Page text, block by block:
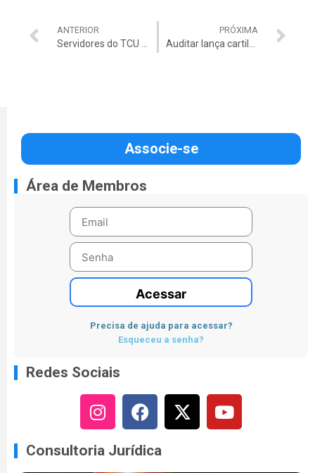
ANTERIOR PRÓXIMA
Associe-se
Área de Membros
Acessar
Precisa de ajuda para acessar?
Esqueceu a senha?
Redes Sociais
Consultoria Jurídica